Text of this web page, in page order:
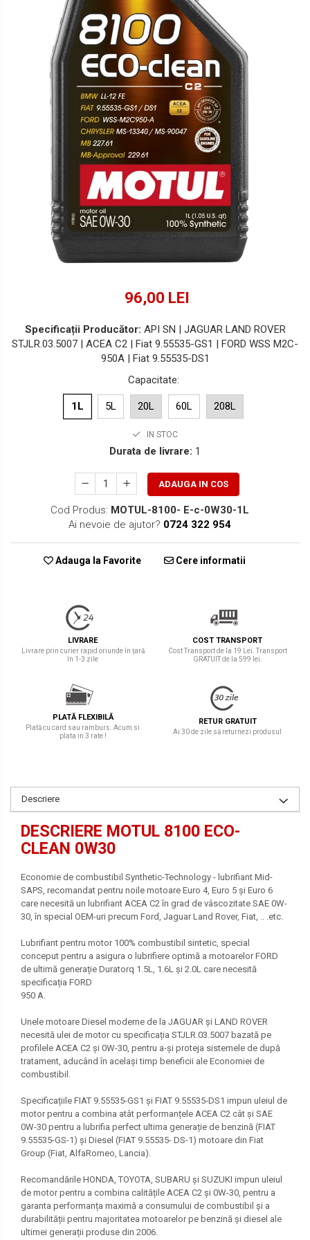
Lichide Suspensie Motociclete
Lichide Întreținere
Lichide Întreținere Autoturisme
Lichide Întreținere Camioane
Lichide Întreținere Motociclete
Lichide Întreținere Utilaje
96,00 LEI
Specificații Producător: API SN | JAGUAR LAND ROVER
STJLR.03.5007 | ACEA C2 | Fiat 9.55535-GS1 | FORD WSS M2C-
950A | Fiat 9.55535-DS1
Capacitate:
1L 5L 20L 60L 208L
IN STOC
Durata de livrare: 1
ADAUGA IN COS
Cod Produs: MOTUL-8100- E-c-0W30-1L
Ai nevoie de ajutor? 0724 322 954
Adauga la Favorite Cere informatii
LIVRARE
Livrare prin curier rapid oriunde în țară
în 1-3 zile
COST TRANSPORT
Cost Transport de la 19 Lei. Transport
GRATUIT de la 599 lei.
PLATĂ FLEXIBILĂ
Plată cu card sau ramburs. Acum si
plata in 3 rate !
RETUR GRATUIT
Ai 30 de zile să returnezi produsul
Descriere
DESCRIERE MOTUL 8100 ECO-
CLEAN 0W30
Economie de combustibil Synthetic-Technology - lubrifiant Mid-
SAPS, recomandat pentru noile motoare Euro 4, Euro 5 și Euro 6
care necesită un lubrifiant ACEA C2 în grad de vâscozitate SAE 0W-
30, în special OEM-uri precum Ford, Jaguar Land Rover, Fiat, .. .etc.
Lubrifiant pentru motor 100% combustibil sintetic, special
conceput pentru a asigura o lubrifiere optimă a motoarelor FORD
de ultimă generație Duratorq 1.5L, 1.6L și 2.0L care necesită
specificația FORD
950 A.
Unele motoare Diesel moderne de la JAGUAR și LAND ROVER
necesită ulei de motor cu specificația STJLR.03.5007 bazată pe
profilele ACEA C2 și 0W-30, pentru a-și proteja sistemele de după
tratament, aducând în același timp beneficii ale Economiei de
combustibil.
Specificațiile FIAT 9.55535-GS1 și FIAT 9.55535-DS1 impun uleiul de
motor pentru a combina atât performanțele ACEA C2 cât și SAE
0W-30 pentru a lubrifia perfect ultima generație de benzină (FIAT
9.55535-GS-1) și Diesel (FIAT 9.55535- DS-1) motoare din Fiat
Group (Fiat, AlfaRomeo, Lancia).
Recomandările HONDA, TOYOTA, SUBARU și SUZUKI impun uleiul
de motor pentru a combina calitățile ACEA C2 și 0W-30, pentru a
garanta performanța maximă a consumului de combustibil și a
durabilității pentru majoritatea motoarelor pe benzină și diesel ale
ultimei generații produse din 2006.